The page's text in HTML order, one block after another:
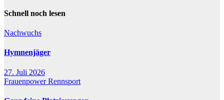
Schnell noch lesen
Nachwuchs
Hymnenjäger
27. Juli 2026
FrauenpowerRennsport